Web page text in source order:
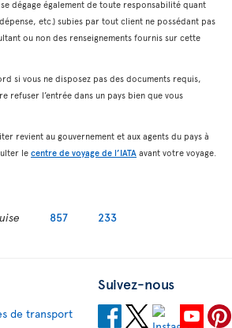
dégage également de toute responsabilité quant
etc.) subies par tout client ne possédant pas
ou non des renseignements fournis sur cette
si vous ne disposez pas des documents requis,
refuser l’entrée dans un pays bien que vous
revient au gouvernement et aux agents du pays à
le centre de voyage de l’IATA avant votre voyage.
857 233
de transport
Suivez-nous